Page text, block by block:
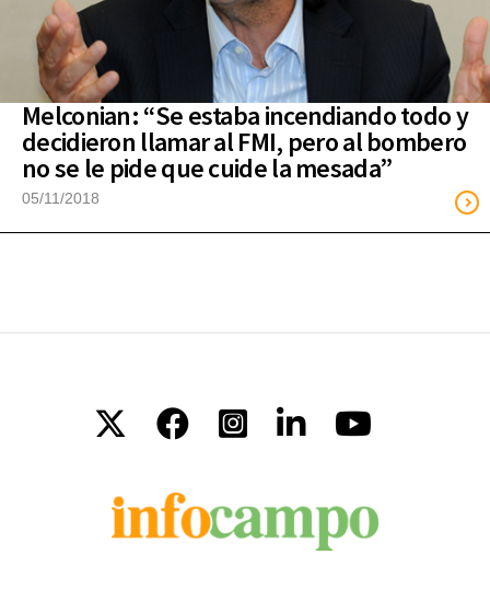
Melconian: “Se estaba incendiando todo y
decidieron llamar al FMI, pero al bombero
no se le pide que cuide la mesada”
05/11/2018